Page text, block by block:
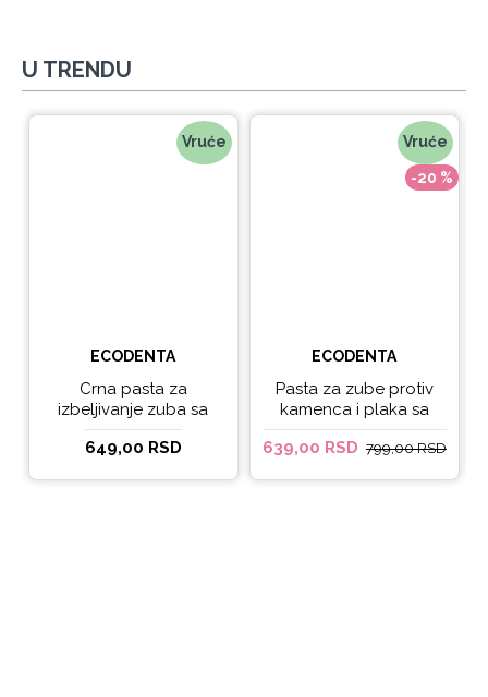
U TRENDU
Vruće
ECODENTA
Crna pasta za
izbeljivanje zuba sa
ukusom narandže
Ecodenta 100 ml
649,00 RSD
Vruće
-20 %
ECODENTA
Pasta za zube protiv
kamenca i plaka sa
kokosovim uljem
Ecodenta ORGANIC
639,00 RSD 799,00 RSD